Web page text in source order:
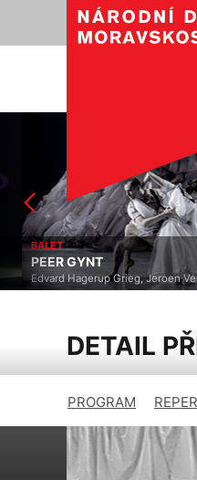
BALET
PEER GYNT
Edvard Hagerup Grieg, Jeroen
DETAIL
PROGRAM